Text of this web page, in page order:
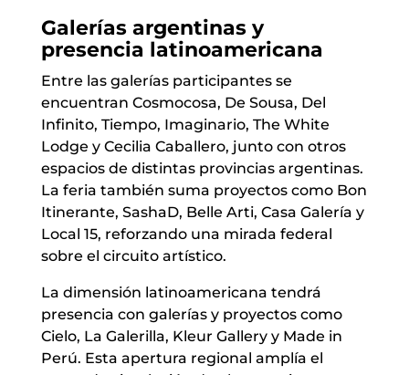
Galerías argentinas y
presencia latinoamericana
Entre las galerías participantes se
encuentran Cosmocosa, De Sousa, Del
Infinito, Tiempo, Imaginario, The White
Lodge y Cecilia Caballero, junto con otros
espacios de distintas provincias argentinas.
La feria también suma proyectos como Bon
Itinerante, SashaD, Belle Arti, Casa Galería y
Local 15, reforzando una mirada federal
sobre el circuito artístico.
La dimensión latinoamericana tendrá
presencia con galerías y proyectos como
Cielo, La Galerilla, Kleur Gallery y Made in
Perú. Esta apertura regional amplía el